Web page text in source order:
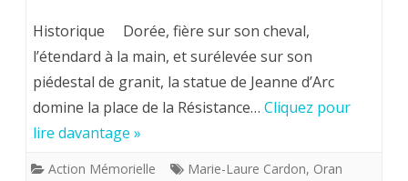
Historique Dorée, fière sur son cheval,
l’étendard à la main, et surélevée sur son
piédestal de granit, la statue de Jeanne d’Arc
domine la place de la Résistance… Cliquez pour
lire davantage »
Action Mémorielle Marie-Laure Cardon, Oran